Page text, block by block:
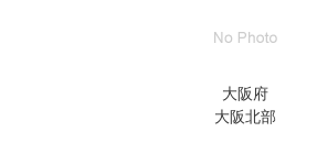
大阪府
大阪北部